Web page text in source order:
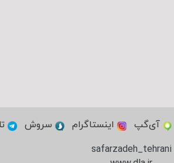
آی‌گپ اینستاگرام سروش
safarzadeh_tehrani